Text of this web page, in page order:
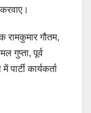
रामकुमार गौतम,
गुप्ता, पूर्व
कार्यकर्ता